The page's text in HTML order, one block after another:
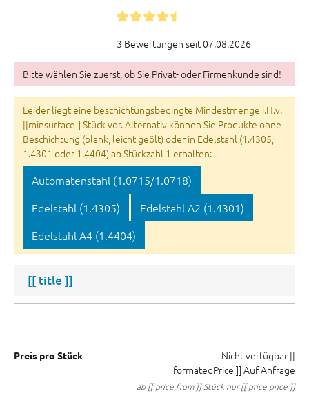
3 Bewertungen seit 07.08.2026
Bitte wählen Sie zuerst, ob Sie Privat- oder Firmenkunde sind!
Leider liegt eine beschichtungsbedingte Mindestmenge i.H.v.
[[minsurface]] Stück vor. Alternativ können Sie Produkte ohne
Beschichtung (blank, leicht geölt) oder in Edelstahl (1.4305,
1.4301 oder 1.4404) ab Stückzahl 1 erhalten:
Automatenstahl (1.0715/1.0718)
Edelstahl (1.4305)
Edelstahl A2 (1.4301)
Edelstahl A4 (1.4404)
[[ title ]]
Preis pro Stück Nicht verfügbar [[
formatedPrice ]] Auf Anfrage
ab [[ price.from ]] Stück nur [[ price.price ]]